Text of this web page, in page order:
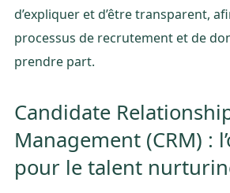
d’expliquer et d’être transparent,
processus de recrutement et de
prendre part.
Candidate
Management (CRM) :
pour le talent